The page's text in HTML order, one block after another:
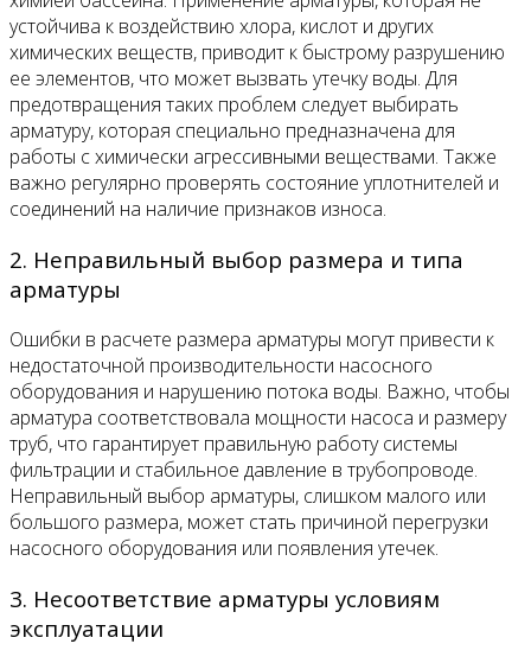
устойчива к воздействию хлора, кислот и других
химических веществ, приводит к быстрому разрушению
ее элементов, что может вызвать утечку воды. Для
предотвращения таких проблем следует выбирать
арматуру, которая специально предназначена для
работы с химически агрессивными веществами. Также
важно регулярно проверять состояние уплотнителей и
соединений на наличие признаков износа.
2. Неправильный выбор размера и типа
арматуры
Ошибки в расчете размера арматуры могут привести к
недостаточной производительности насосного
оборудования и нарушению потока воды. Важно, чтобы
арматура соответствовала мощности насоса и размеру
труб, что гарантирует правильную работу системы
фильтрации и стабильное давление в трубопроводе.
Неправильный выбор арматуры, слишком малого или
большого размера, может стать причиной перегрузки
насосного оборудования или появления утечек.
3. Несоответствие арматуры условиям
эксплуатации